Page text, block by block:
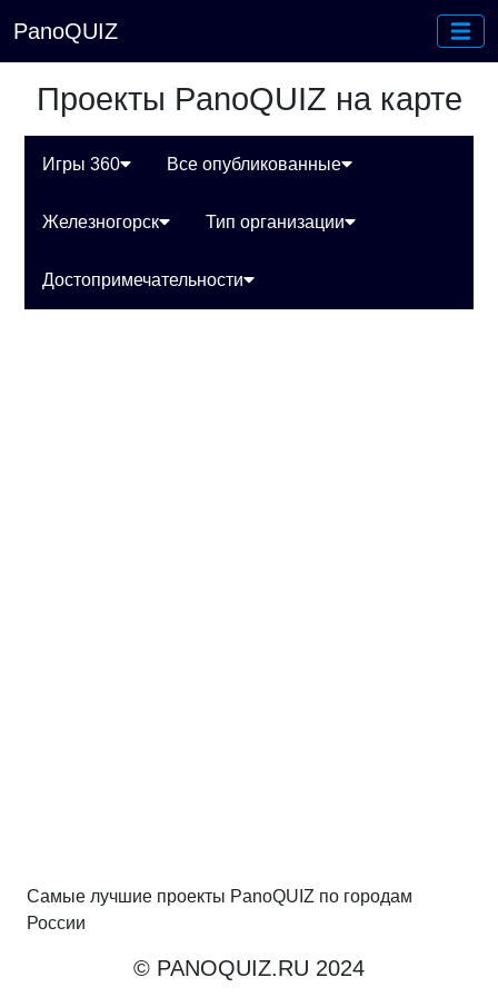
PanoQUIZ
Проекты PanoQUIZ на карте
Игры 360 Все опубликованные
Железногорск Тип организации
Достопримечательности
Самые лучшие проекты PanoQUIZ по городам
России
© PANOQUIZ.RU 2024